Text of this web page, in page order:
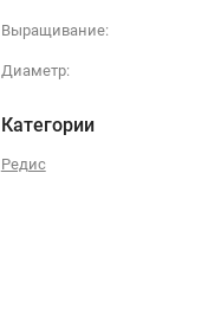
Выращивание:
Диаметр:
Категории
Редис